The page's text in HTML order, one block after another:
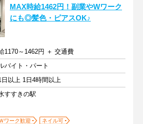
MAX時給1462円！副業やWワーク
にも◎髪色・ピアスOK♪
1170～1462円 ＋ 交通費
バイト・パート
日以上 1日4時間以上
すすきの駅
ワーク歓迎
ネイル可